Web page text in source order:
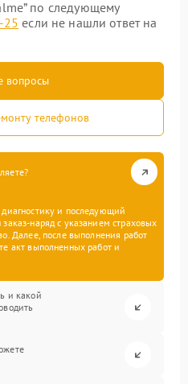
по следующему
25 если не нашли ответ на
вопросы
телефонов
и последующий
наряд с указанием страховых
Далее, после выполнения работ
акт выполненных работ и
и какой